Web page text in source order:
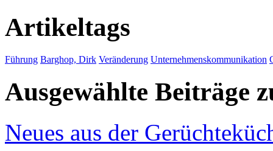
Artikeltags
Führung Barghop, Dirk Veränderung Unternehmenskommunikation
Ausgewählte Beiträge
Neues aus der